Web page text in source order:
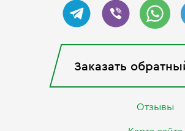
Заказать
Отзывы